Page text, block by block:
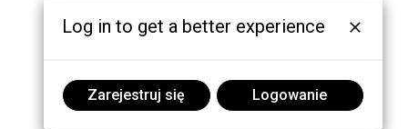
Log in to get a better experience
Zarejestruj się Logowanie